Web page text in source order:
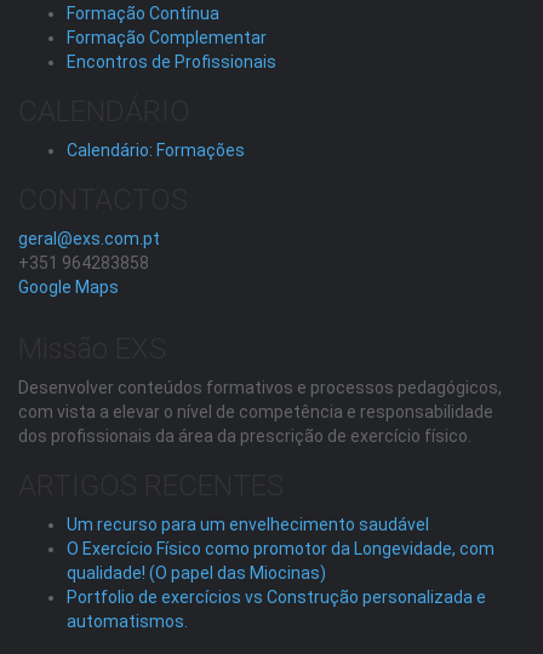
Formação Contínua
Formação Complementar
Encontros de Profissionais
Calendário: Formações
geral@exs.com.pt
+351 964283858
Google Maps
Desenvolver conteúdos formativos e processos pedagógicos,
com vista a elevar o nível de competência e responsabilidade
dos profissionais da área da prescrição de exercício físico.
Um recurso para um envelhecimento saudável
O Exercício Físico como promotor da Longevidade, com
qualidade! (O papel das Miocinas)
Portfolio de exercícios vs Construção personalizada e
automatismos.